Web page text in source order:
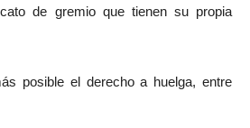
de gremio que tienen su propia
posible el derecho a huelga, entre